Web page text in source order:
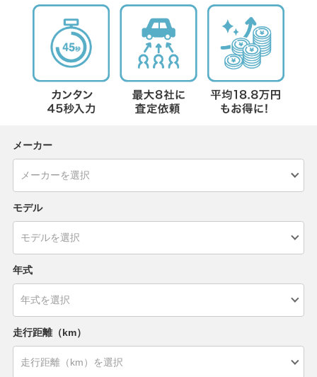
メーカー
モデル
年式
走行距離（km）